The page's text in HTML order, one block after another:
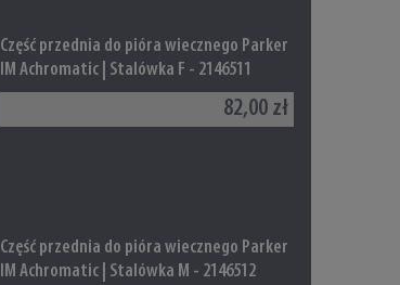
Część przednia do pióra wiecznego Parker
IM Achromatic | Stalówka F - 2146511
82,00 zł
Część przednia do pióra wiecznego Parker
IM Achromatic | Stalówka M - 2146512